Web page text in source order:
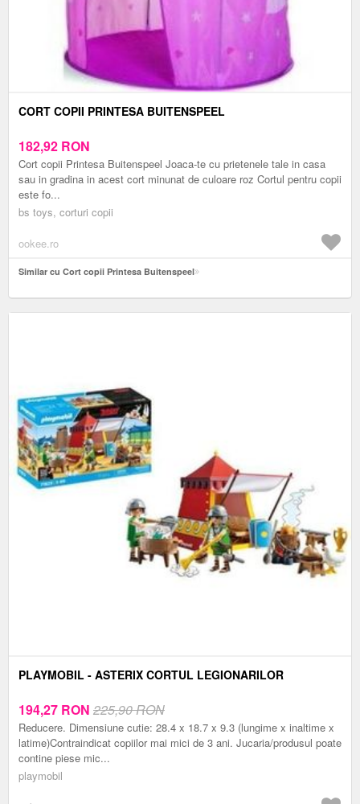
CORT COPII PRINTESA BUITENSPEEL
182,92 RON
Cort copii Printesa Buitenspeel Joaca-te cu prietenele tale in casa
sau in gradina in acest cort minunat de culoare roz Cortul pentru copii
este fo...
bs toys, corturi copii
ookee.ro
Similar cu Cort copii Printesa Buitenspeel
PLAYMOBIL - ASTERIX CORTUL LEGIONARILOR
194,27 RON 225,90 RON
Reducere. Dimensiune cutie: 28.4 x 18.7 x 9.3 (lungime x inaltime x
latime)Contraindicat copiilor mai mici de 3 ani. Jucaria/produsul poate
contine piese mic...
playmobil